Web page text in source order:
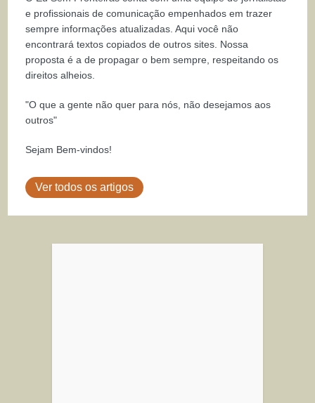
e profissionais de comunicação empenhados em trazer
sempre informações atualizadas. Aqui você não
encontrará textos copiados de outros sites. Nossa
proposta é a de propagar o bem sempre, respeitando os
direitos alheios.
"O que a gente não quer para nós, não desejamos aos
outros"
Sejam Bem-vindos!
Ver todos os artigos